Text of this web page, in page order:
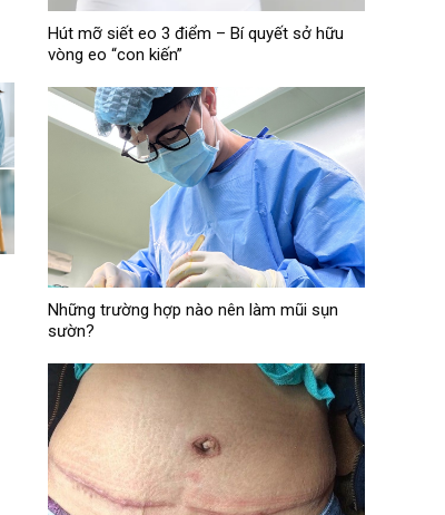
Hút mỡ siết eo 3 điểm – Bí quyết sở hữu
vòng eo “con kiến”
Những trường hợp nào nên làm mũi sụn
sườn?